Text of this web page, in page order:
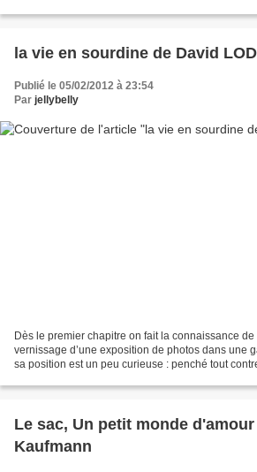
la vie en sourdine de David
Publié le 05/02/2012 à 23:54
Par jellybelly
Dès le premier chapitre on fait la connaissance
vernissage d’une exposition de photos dans une
sa position est un peu curieuse : penché tout
Le sac, Un petit monde
Kaufmann